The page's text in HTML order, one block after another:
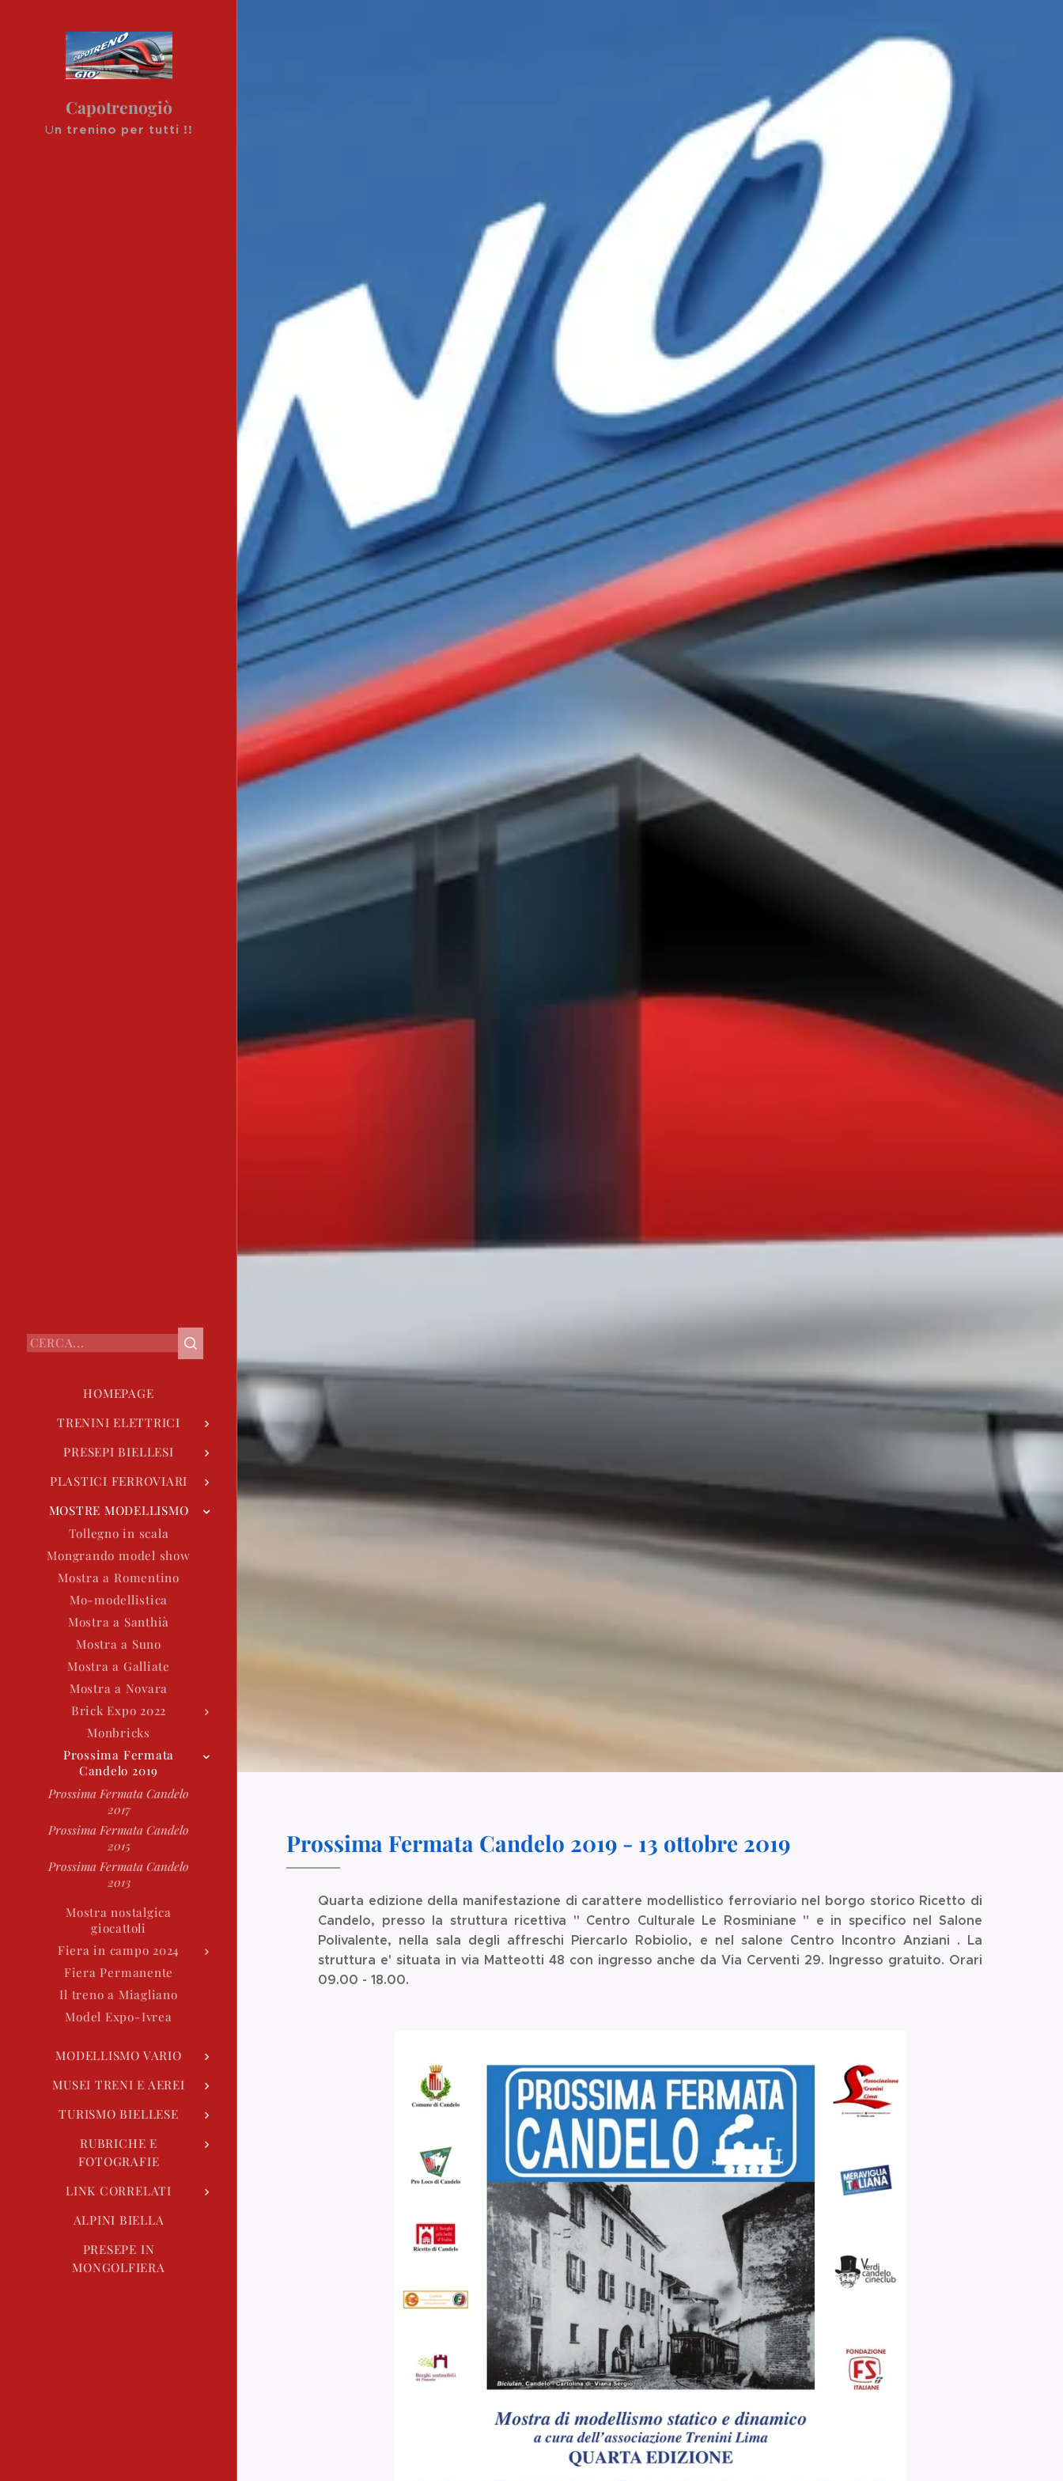
Capotrenogiò
Un trenino per tutti !!
HOMEPAGE
TRENINI ELETTRICI
PRESEPI BIELLESI
PLASTICI FERROVIARI
MOSTRE MODELLISMO
Tollegno in scala
Mongrando model show
Mostra a Romentino
Mo-modellistica
Mostra a Santhià
Mostra a Suno
Mostra a Galliate
Mostra a Novara
Brick Expo 2022
Monbricks
Prossima Fermata
Candelo 2019
Prossima Fermata Candelo
2017
Prossima Fermata Candelo
2015
Prossima Fermata Candelo
2013
Mostra nostalgica
giocattoli
Fiera in campo 2024
Fiera Permanente
Il treno a Miagliano
Model Expo-Ivrea
MODELLISMO VARIO
MUSEI TRENI E AEREI
TURISMO BIELLESE
RUBRICHE E
FOTOGRAFIE
LINK CORRELATI
ALPINI BIELLA
PRESEPE IN
MONGOLFIERA
Prossima Fermata Candelo 2019 - 13 ottobre 2019
Quarta edizione della manifestazione di carattere modellistico ferroviario nel borgo storico Ricetto di
Candelo, presso la struttura ricettiva " Centro Culturale Le Rosminiane " e in specifico nel Salone
Polivalente, nella sala degli affreschi Piercarlo Robiolio, e nel salone Centro Incontro Anziani . La
struttura e' situata in via Matteotti 48 con ingresso anche da Via Cerventi 29. Ingresso gratuito. Orari
09.00 - 18.00.